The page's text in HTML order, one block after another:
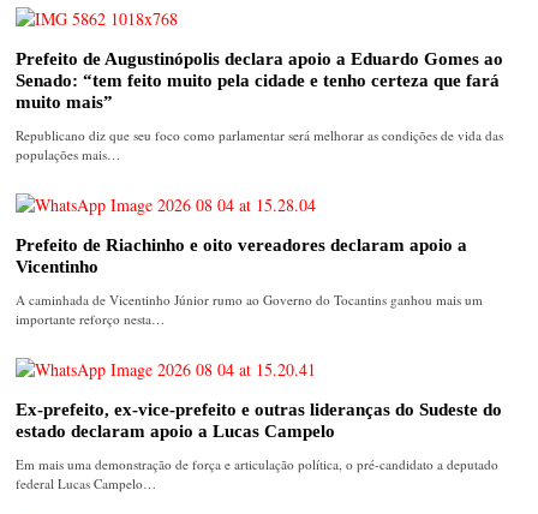
Prefeito de Augustinópolis declara apoio a Eduardo Gomes ao
Senado: “tem feito muito pela cidade e tenho certeza que fará
muito mais”
Republicano diz que seu foco como parlamentar será melhorar as condições de vida das
populações mais…
Prefeito de Riachinho e oito vereadores declaram apoio a
Vicentinho
A caminhada de Vicentinho Júnior rumo ao Governo do Tocantins ganhou mais um
importante reforço nesta…
Ex-prefeito, ex-vice-prefeito e outras lideranças do Sudeste do
estado declaram apoio a Lucas Campelo
Em mais uma demonstração de força e articulação política, o pré-candidato a deputado
federal Lucas Campelo…